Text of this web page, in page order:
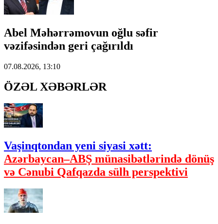
Abel Məhərrəmovun oğlu səfir
vəzifəsindən geri çağırıldı
07.08.2026, 13:10
ÖZƏL XƏBƏRLƏR
Vaşinqtondan yeni siyasi xətt:
Azərbaycan–ABŞ münasibətlərində dönüş
və Cənubi Qafqazda sülh perspektivi